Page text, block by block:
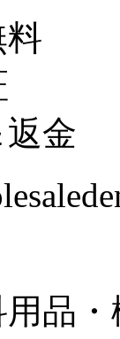
料
金
品